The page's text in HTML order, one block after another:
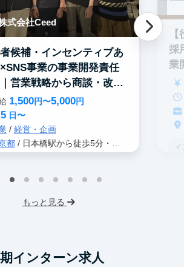
式会社Ceed
者候補・インセンティブあ
事業の事業開発責任
営業戦略から商談・改善
1,500円〜5,000円
5日〜
/ 経営・企画
都/ 日本橋駅から徒歩5分・茅場町駅から徒歩2分
ン生3人以上在籍
活かせる 事業立案
IT業界 ゲーム業界
採
業
もっと見る
インターン求人